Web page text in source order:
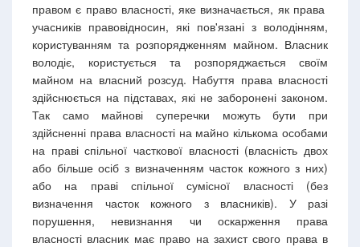
правом є право власності, яке визначається, як права
учасників правовідносин, які пов'язані з володінням,
користуванням та розпорядженням майном. Власник
володіє, користується та розпоряджається своїм
майном на власний розсуд. Набуття права власності
здійснюється на підставах, які не заборонені законом.
Так само майнові суперечки можуть бути при
здійсненні права власності на майно кількома особами
на праві спільної часткової власності (власність двох
або більше осіб з визначенням часток кожного з них)
або на праві спільної сумісної власності (без
визначення часток кожного з власників). У разі
порушення, невизнання чи оскарження права
власності власник має право на захист свого права в